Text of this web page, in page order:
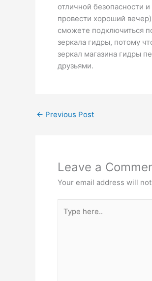
отличной безопасности
провести хороший
сможете подключиться
зеркала гидры, потому
зеркал магазина гидры
друзьями.
← Previous Post
Leave a
Your email address will
here..